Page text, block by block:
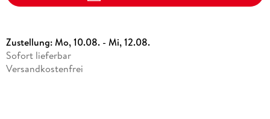
Zustellung:Mo, 10.08. - Mi, 12.08.
Sofort lieferbar
Versandkostenfrei